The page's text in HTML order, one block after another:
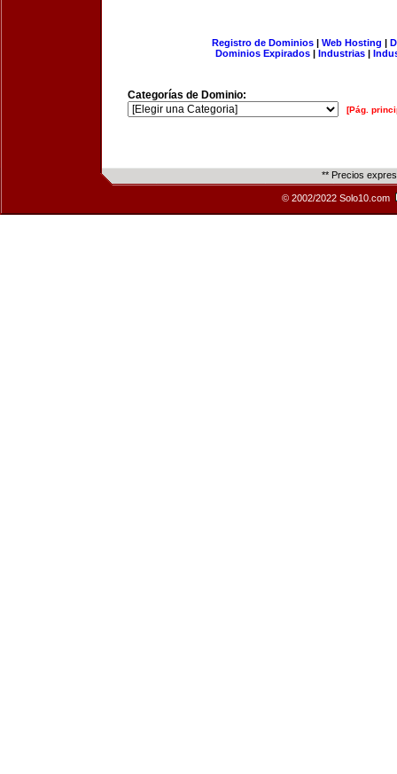
Registro de Dominios| Web Hosting |
Dominios Expirados | Industrias |
Categorías de Dominio:
[Pág.
** Precios
© 2002/2022 Solo10.com